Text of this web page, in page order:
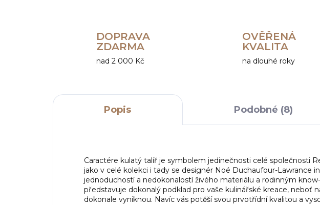
DOPRAVA
ZDARMA
nad 2 000 Kč
OVĚŘENÁ
KVALITA
na dlouhé roky
Popis Podobné (8)
Caractére kulatý talíř je symbolem jedinečnosti celé společnosti
jako v celé kolekci i tady se designér Noé Duchaufour-Lawrance
jednoduchostí a nedokonalostí živého materiálu a rodinným
představuje dokonalý podklad pro vaše kulinářské kreace, neboť
dokonale vyniknou. Navíc vás potěší svou prvotřídní kvalitou a